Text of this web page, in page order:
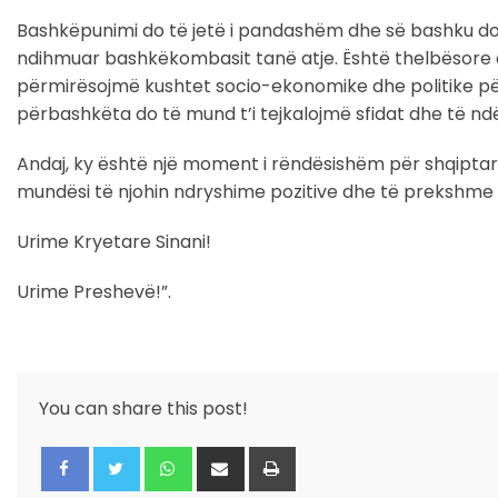
Bashkëpunimi do të jetë i pandashëm dhe së bashku
ndihmuar bashkëkombasit tanë atje. Është
përmirësojmë kushtet socio-ekonomike dhe politike
përbashkëta do të mund t’i tejkalojmë sfidat dhe të
Andaj, ky është një moment i rëndësishëm për
mundësi të njohin ndryshime pozitive dhe të
Urime Kryetare Sinani!
Urime Preshevë!”.
You can share this post!
Whatsapp
Share
via